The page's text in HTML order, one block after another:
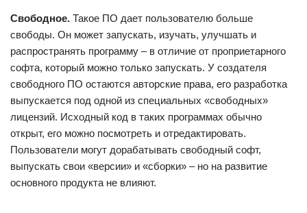
Свободное. Такое ПО дает пользователю больше
свободы. Он может запускать, изучать, улучшать и
распространять программу – в отличие от проприетарного
софта, который можно только запускать. У создателя
свободного ПО остаются авторские права, его разработка
выпускается под одной из специальных «свободных»
лицензий. Исходный код в таких программах обычно
открыт, его можно посмотреть и отредактировать.
Пользователи могут дорабатывать свободный софт,
выпускать свои «версии» и «сборки» – но на развитие
основного продукта не влияют.